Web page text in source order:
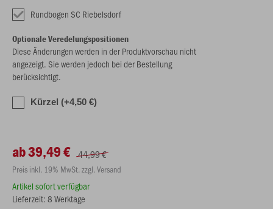
Rundbogen SC Riebelsdorf
Optionale Veredelungspositionen
Diese Änderungen werden in der Produktvorschau nicht
angezeigt. Sie werden jedoch bei der Bestellung
berücksichtigt.
Kürzel (+4,50 €)
ab 39,49 € 44,99 €
Preis inkl. 19% MwSt. zzgl. Versand
Artikel sofort verfügbar
Lieferzeit: 8 Werktage